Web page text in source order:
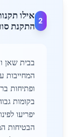
2
אילו
התקנת
בבית שאן
המחייבות
ופתיחות
בקומות
יפריעו
הבטיחות